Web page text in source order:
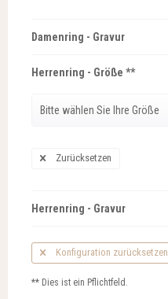
Damenring - Gravur
Herrenring - Größe **
Zurücksetzen
Herrenring - Gravur
Konfiguration zurücksetzen
** Dies ist ein Pflichtfeld.